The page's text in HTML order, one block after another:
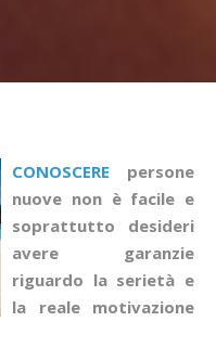
CONOSCERE persone
nuove non è facile e
soprattutto desideri
avere garanzie
riguardo la serietà e
la reale motivazione